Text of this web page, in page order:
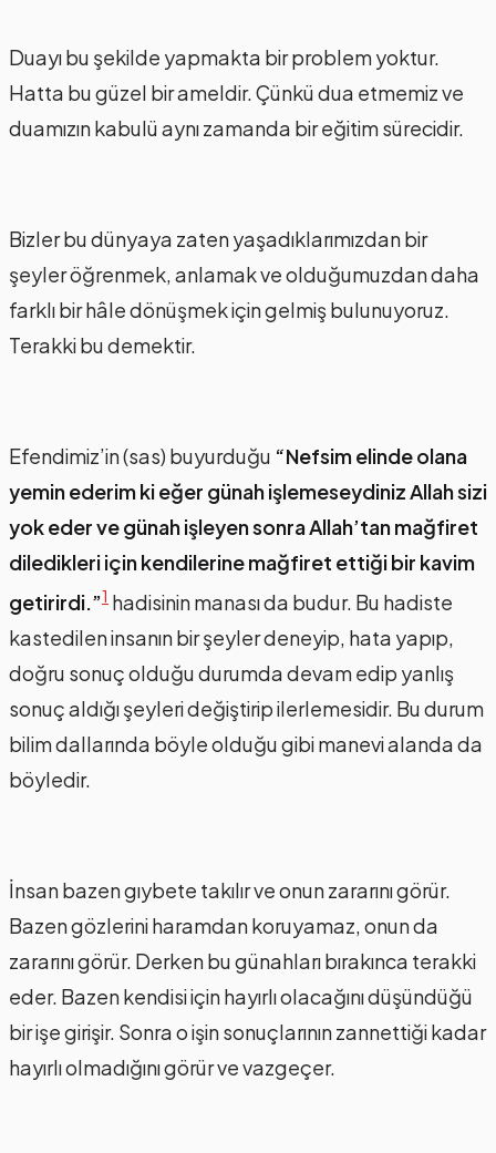
Duayı bu şekilde yapmakta bir problem yoktur.
Hatta bu güzel bir ameldir. Çünkü dua etmemiz ve
duamızın kabulü aynı zamanda bir eğitim sürecidir.
Bizler bu dünyaya zaten yaşadıklarımızdan bir
şeyler öğrenmek, anlamak ve olduğumuzdan daha
farklı bir hâle dönüşmek için gelmiş bulunuyoruz.
Terakki bu demektir.
Efendimiz’in (sas) buyurduğu “Nefsim elinde olana
yemin ederim ki eğer günah işlemeseydiniz Allah sizi
yok eder ve günah işleyen sonra Allah’tan mağfiret
diledikleri için kendilerine mağfiret ettiği bir kavim
getirirdi.”1 hadisinin manası da budur. Bu hadiste
kastedilen insanın bir şeyler deneyip, hata yapıp,
doğru sonuç olduğu durumda devam edip yanlış
sonuç aldığı şeyleri değiştirip ilerlemesidir. Bu durum
bilim dallarında böyle olduğu gibi manevi alanda da
böyledir.
İnsan bazen gıybete takılır ve onun zararını görür.
Bazen gözlerini haramdan koruyamaz, onun da
zararını görür. Derken bu günahları bırakınca terakki
eder. Bazen kendisi için hayırlı olacağını düşündüğü
bir işe girişir. Sonra o işin sonuçlarının zannettiği kadar
hayırlı olmadığını görür ve vazgeçer.